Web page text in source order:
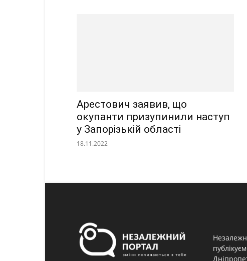
Арестович заявив, що
окупанти призупинили наступ
у Запорізькій області
18.11.2022